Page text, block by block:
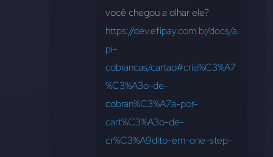
https://dev.efipay.com.br/docs/a
pi-
cobrancas/cartao#cria%C3%A7
%C3%A3o-de-
cobran%C3%A7a-por-
cart%C3%A3o-de-
cr%C3%A9dito-em-one-step-